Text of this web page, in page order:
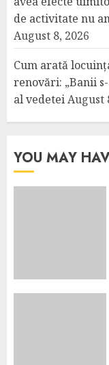
de activitate nu
August 8, 2026
Cum arată
renovări: „Banii
al vedeteiAugust
YOU MAY